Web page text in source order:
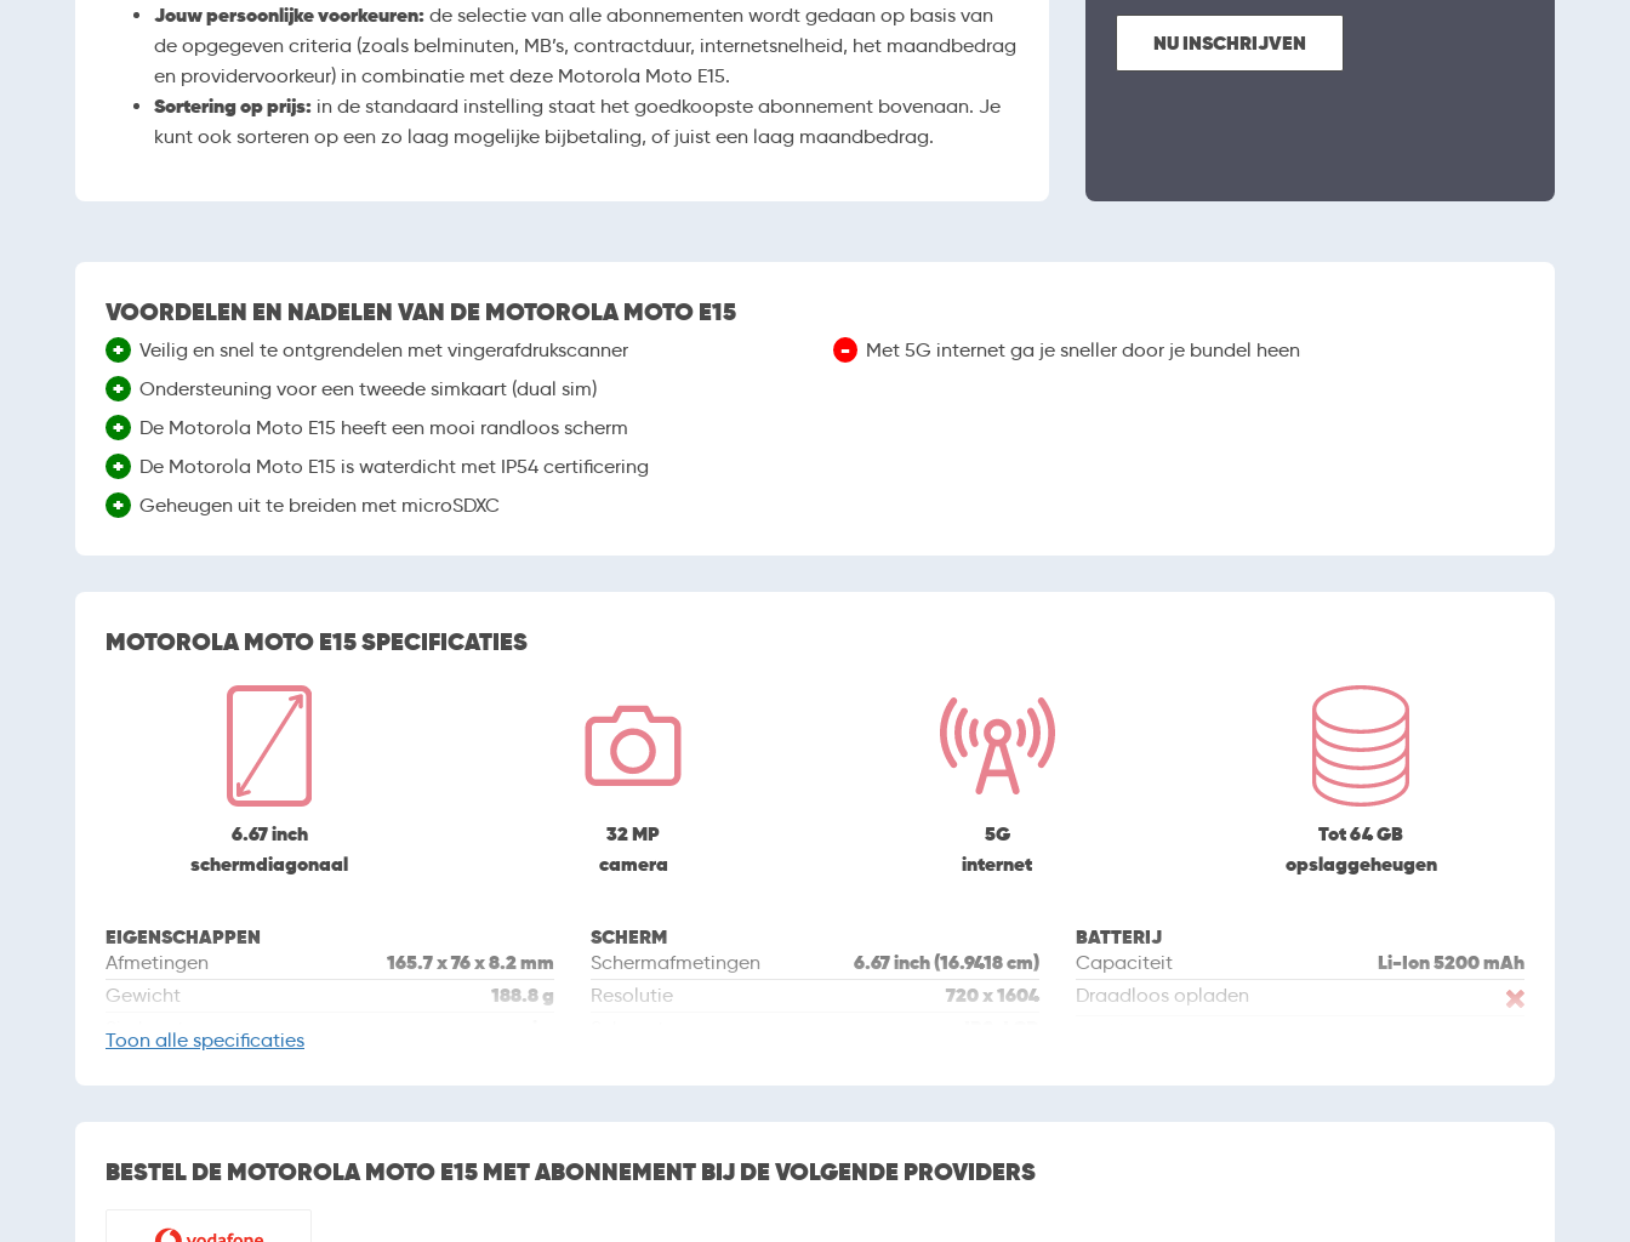
Jouw persoonlijke voorkeuren: de selectie van alle abonnementen wordt gedaan op basis van
de opgegeven criteria (zoals belminuten, MB’s, contractduur, internetsnelheid, het maandbedrag
en providervoorkeur) in combinatie met deze Motorola Moto E15.
Sortering op prijs: in de standaard instelling staat het goedkoopste abonnement bovenaan. Je
kunt ook sorteren op een zo laag mogelijke bijbetaling, of juist een laag maandbedrag.
NU INSCHRIJVEN
VOORDELEN EN NADELEN VAN DE MOTOROLA MOTO E15
+ Veilig en snel te ontgrendelen met vingerafdrukscanner
+ Ondersteuning voor een tweede simkaart (dual sim)
+ De Motorola Moto E15 heeft een mooi randloos scherm
+ De Motorola Moto E15 is waterdicht met IP54 certificering
+ Geheugen uit te breiden met microSDXC
- Met 5G internet ga je sneller door je bundel heen
MOTOROLA MOTO E15 SPECIFICATIES
6.67 inch
schermdiagonaal
32 MP
camera
5G
internet
Tot 64 GB
opslaggeheugen
EIGENSCHAPPEN
Afmetingen 165.7 x 76 x 8.2 mm
Gewicht 188.8 g
Simkaart
Camera
SCHERM
Schermafmetingen 6.67 inch (16.9418 cm)
Resolutie 720 x 1604
Orientatiesensor
BATTERIJ
Capaciteit Li-Ion 5200 mAh
Draadloos opladen
BEVEILIGING
Toon alle specificaties
BESTEL DE MOTOROLA MOTO E15 MET ABONNEMENT BIJ DE VOLGENDE PROVIDERS